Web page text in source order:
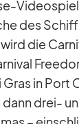
des
die
Gras in Port
drei-